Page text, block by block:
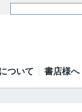
ついて 書店様へ